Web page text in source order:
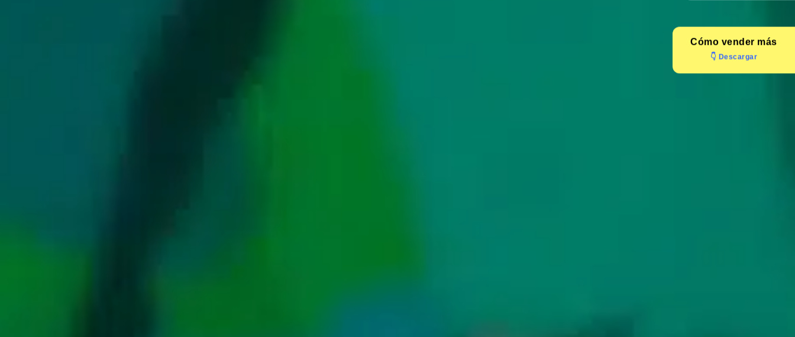
Cómo vender más
👇 Descargar